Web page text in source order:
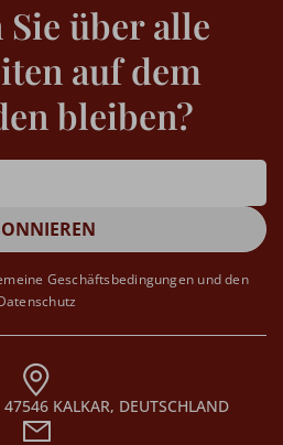
über alle
auf dem
bleiben?
Geschäftsbedingungen und den
KALKAR, DEUTSCHLAND